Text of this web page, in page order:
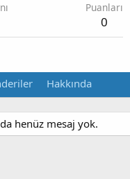
Puanları
0
Hakkında
henüz mesaj yok.